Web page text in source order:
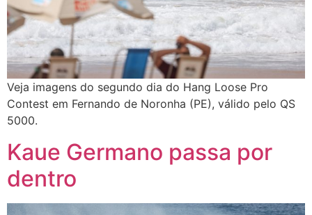
Veja imagens do segundo dia do Hang Loose Pro
Contest em Fernando de Noronha (PE), válido pelo QS
5000.
Kaue Germano passa por
dentro